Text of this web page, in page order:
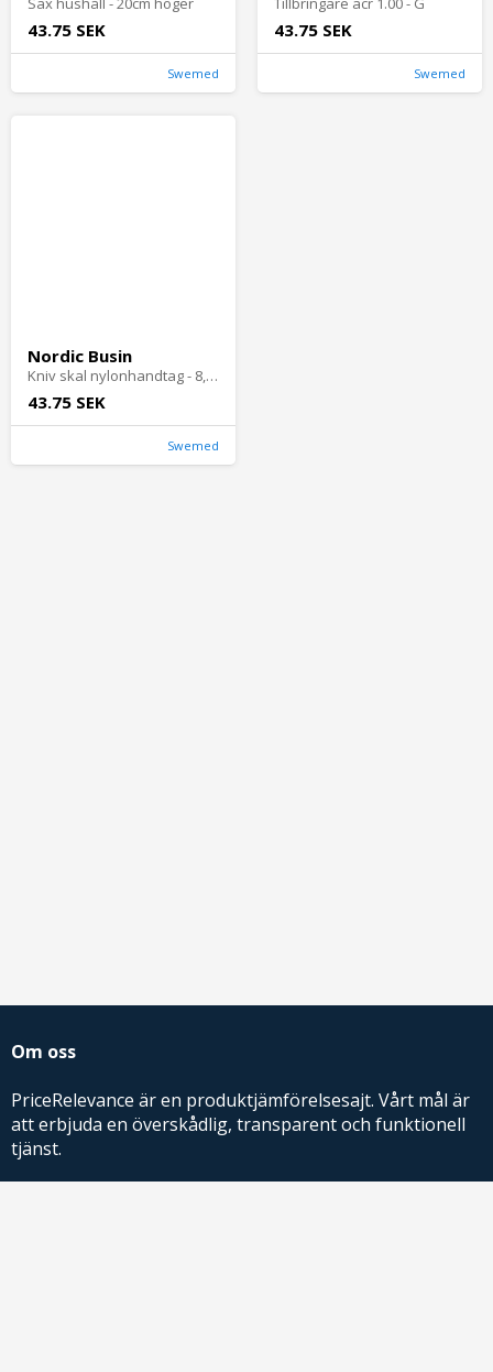
43.75 SEK
Swemed
43.75 SEK
Swemed
Nordic Busin
Kniv skal nylonhandtag - 8,5cm, 2 pack
43.75 SEK
Swemed
Om oss
PriceRelevance är en produktjämförelsesajt. Vårt mål är
att erbjuda en överskådlig, transparent och funktionell
tjänst.
PriceRelevance ägs och drivs av AdRelevance Sverige AB.